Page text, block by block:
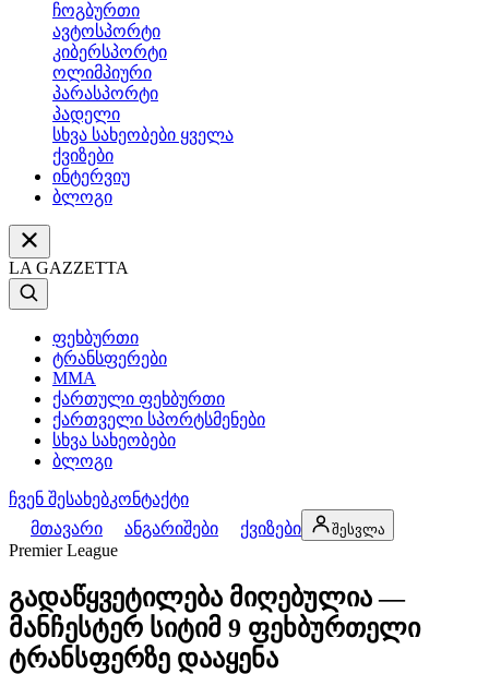
ჩოგბურთი
ავტოსპორტი
კიბერსპორტი
ოლიმპიური
პარასპორტი
პადელი
სხვა სახეობები ყველა
ქვიზები
ინტერვიუ
ბლოგი
LA GAZZETTA
ფეხბურთი
ტრანსფერები
MMA
ქართული ფეხბურთი
ქართველი სპორტსმენები
სხვა სახეობები
ბლოგი
ჩვენ შესახებკონტაქტი
მთავარი
ანგარიშები ქვიზები შესვლა
Premier League
გადაწყვეტილება მიღებულია —
მანჩესტერ სიტიმ 9 ფეხბურთელი
ტრანსფერზე დააყენა